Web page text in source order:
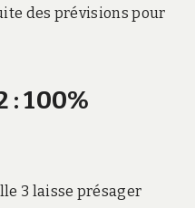
des prévisions pour
: 100%
3 laisse présager